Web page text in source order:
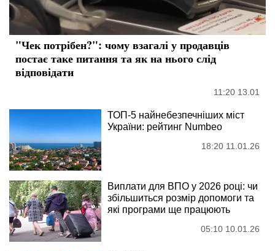
"Чек потрібен?": чому взагалі у продавців
постає таке питання та як на нього слід
відповідати
11:20 13.01
ТОП-5 найнебезпечніших міст
України: рейтинг Numbeo
18:20 11.01.26
Виплати для ВПО у 2026 році: чи
збільшиться розмір допомоги та
які програми ще працюють
05:10 10.01.26